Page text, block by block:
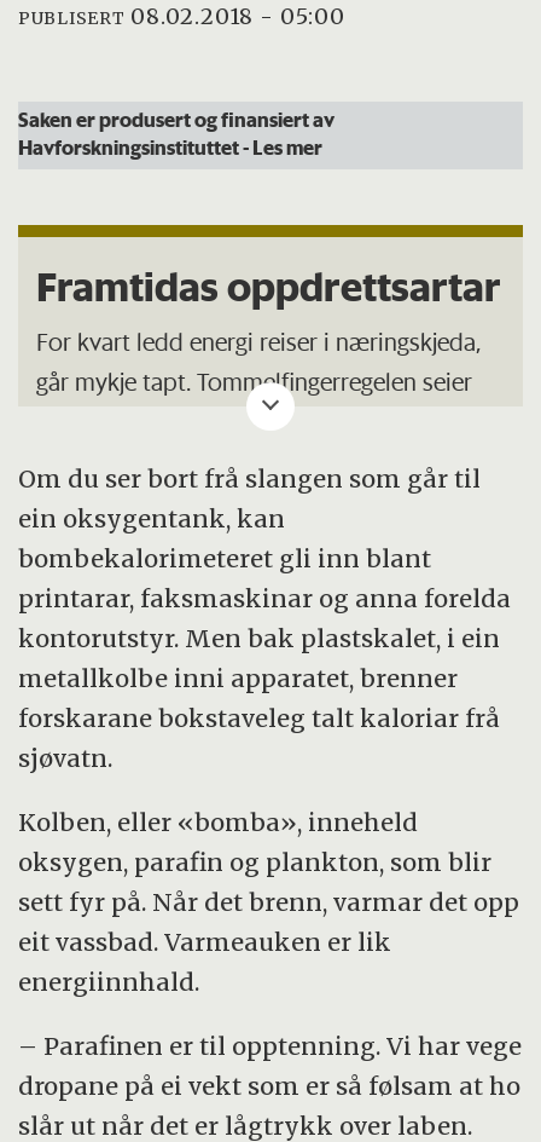
PUBLISERT 08.02.2018 - 05:00
Saken er produsert og finansiert av
Havforskningsinstituttet- Les mer
Framtidas oppdrettsartar
For kvart ledd energi reiser i næringskjeda,
går mykje tapt. Tommelfingerregelen seier
Planteplankton er lågast i næringskjeda og
dermed den største energiressursen i
økosystemet.
Lågtrofiske artar er dei som er lågt på
næringskjeda. Menneske kan ikkje fordøye
planteplankton, men artar på neste nivå,
som skjel, er det mest energieffektive vi kan
For å mette ei veksande befolkning, blir
lågtrofiske artar trekte fram som framtidas
oppdrettsartar.
Om du ser bort frå slangen som går til
ein oksygentank, kan
bombekalorimeteret gli inn blant
printarar, faksmaskinar og anna forelda
kontorutstyr. Men bak plastskalet, i ein
metallkolbe inni apparatet, brenner
forskarane bokstaveleg talt kaloriar frå
sjøvatn.
Kolben, eller «bomba», inneheld
oksygen, parafin og plankton, som blir
sett fyr på. Når det brenn, varmar det opp
eit vassbad. Varmeauken er lik
energiinnhald.
– Parafinen er til opptenning. Vi har vege
dropane på ei vekt som er så følsam at ho
slår ut når det er lågtrykk over laben.